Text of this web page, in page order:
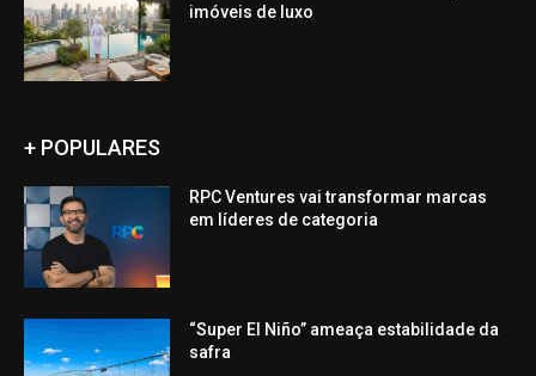
imóveis de luxo
+ POPULARES
RPC Ventures vai transformar marcas
em líderes de categoria
“Super El Niño” ameaça estabilidade da
safra